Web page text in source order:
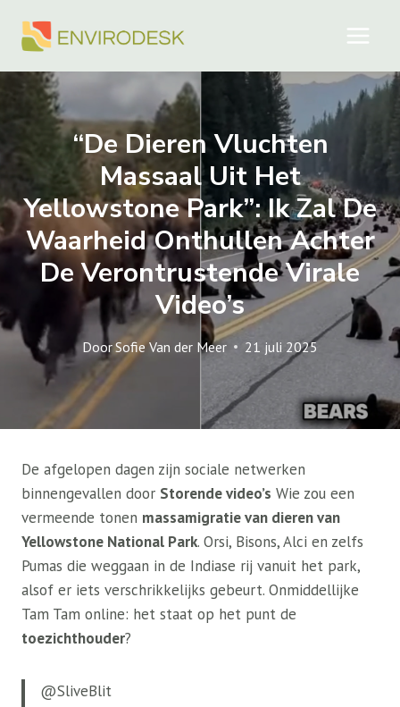
naar
“De Dieren Vluchten
Massaal Uit Het
Yellowstone Park”: Ik Zal De
Waarheid Onthullen Achter
De Verontrustende Virale
Video’s
DoorSofie Van der Meer 21 juli 2025
De afgelopen dagen zijn sociale netwerken
binnengevallen door Storende video’s Wie zou een
vermeende tonen massamigratie van dieren van
Yellowstone National Park. Orsi, Bisons, Alci en zelfs
Pumas die weggaan in de Indiase rij vanuit het park,
alsof er iets verschrikkelijks gebeurt. Onmiddellijke
Tam Tam online: het staat op het punt de
toezichthouder?
@SliveBlit